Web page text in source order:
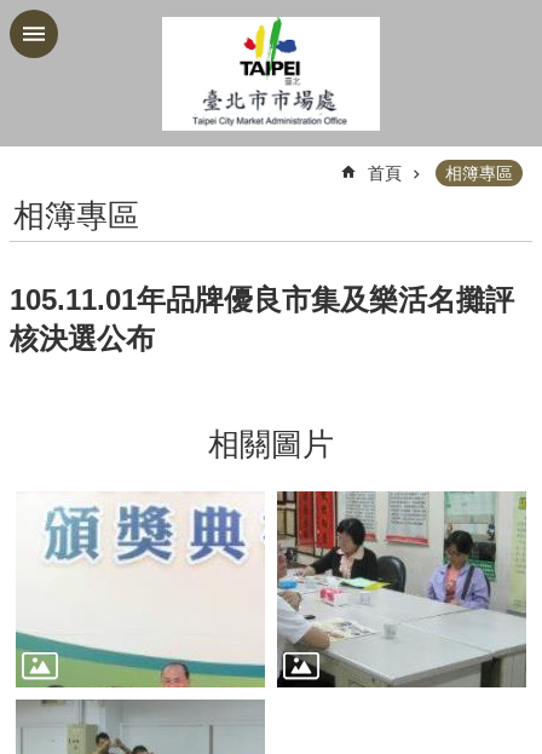
跳到主要內容區塊
首頁 相簿專區
相簿專區
105.11.01年品牌優良市集及樂活名攤評
核決選公布
相關圖片